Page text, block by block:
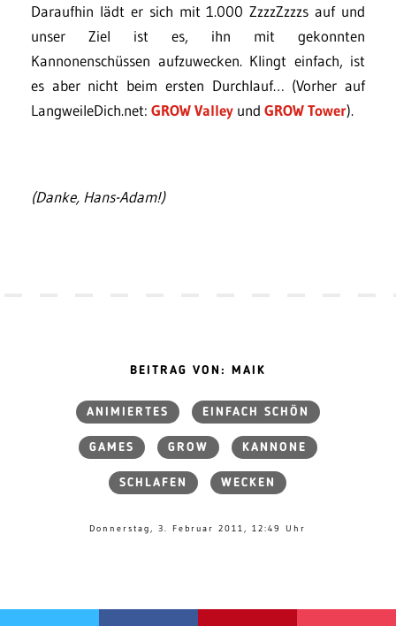
Daraufhin lädt er sich mit 1.000 ZzzzZzzzs auf und
unser Ziel ist es, ihn mit gekonnten
Kannonenschüssen aufzuwecken. Klingt einfach, ist
es aber nicht beim ersten Durchlauf… (Vorher auf
LangweileDich.net: GROW Valley und GROW Tower).
(Danke, Hans-Adam!)
BEITRAG VON: MAIK
ANIMIERTES EINFACH SCHÖN
GAMES GROW KANNONE
SCHLAFEN WECKEN
Donnerstag, 3. Februar 2011, 12:49 Uhr